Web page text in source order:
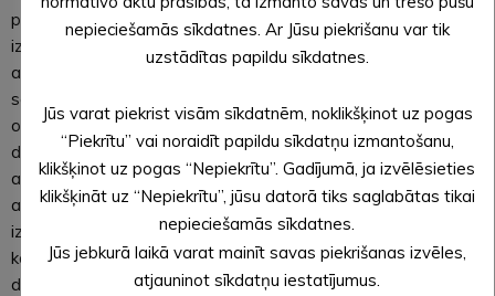
piemēram, būve Ojāra Vācieša ielā 10, ēku pārbūvēs
izveidotiem Alūksnes vēsturiskai apbūvei neraksturīgiem,
asimetriskiem jumtiem, pārveidotām, gribētos teikt –
sakropļotām, fasādēm un beidzot ar zaudētajiem
oriģinālajiem ailu aizpildījumiem un fasāžu dekoratīvajām
detaļām. Masīvo ēku rašanos pilsētas vēsturiskā centra
apbūvē var skaidrot ar padomju laika politiskiem
apsvērumiem, bet šajā gadsimtā pilsētas sejā radušos
izmaiņu pamatotību ir grūti izskaidrot. Piemēram, oriģinālo
koka logu aizstāšanu ar plastikāta konstrukcijas logiem,
dažādu sintētisko jumtu segumu un fasāžu apšuvuma
nepieciešamās sīkdatnes. Ar Jūsu piekrišanu var tik
uzstādītas papildu sīkdatnes.
Jūs varat piekrist visām sīkdatnēm, noklikšķinot uz pogas
“Piekrītu” vai noraidīt papildu sīkdatņu izmantošanu,
klikšķinot uz pogas “Nepiekrītu”. Gadījumā, ja izvēlēsieties
klikšķināt uz “Nepiekrītu”, jūsu datorā tiks saglabātas tikai
nepieciešamās sīkdatnes.
Jūs jebkurā laikā varat mainīt savas piekrišanas izvēles,
atjauninot sīkdatņu iestatījumus.